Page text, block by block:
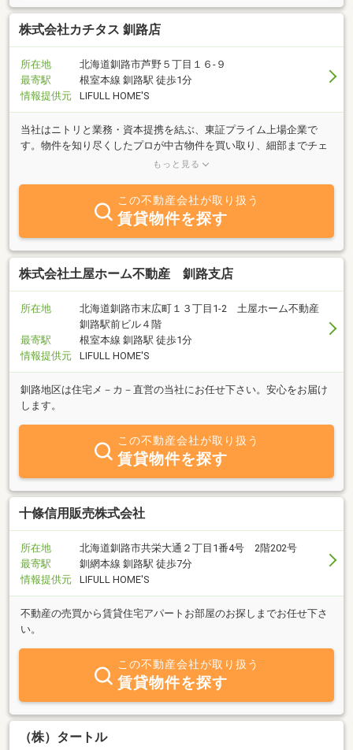
株式会社カチタス 釧路店
所在地
北海道釧路市芦野５丁目１６‐９
最寄駅
根室本線 釧路駅 徒歩1分
情報提供元
LIFULL HOME'S
当社はニトリと業務・資本提携を結ぶ、東証プライム上場企業で
す。物件を知り尽くしたプロが中古物件を買い取り、細部までチェ
ックし、自社規格に沿って丁寧にリフォームしているので、ご購入
もっと見る
この不動産会社が取り扱う
賃貸物件を探す
株式会社土屋ホーム不動産 釧路支店
所在地
北海道釧路市末広町１３丁目1-2 土屋ホーム不動産
釧路駅前ビル４階
最寄駅
根室本線 釧路駅 徒歩1分
情報提供元
LIFULL HOME'S
釧路地区は住宅メ－カ－直営の当社にお任せ下さい。安心をお届け
します。
この不動産会社が取り扱う
賃貸物件を探す
十條信用販売株式会社
所在地
北海道釧路市共栄大通２丁目1番4号 2階202号
最寄駅
釧網本線 釧路駅 徒歩7分
情報提供元
LIFULL HOME'S
不動産の売買から賃貸住宅アパートお部屋のお探しまでお任せ下さ
い。
この不動産会社が取り扱う
賃貸物件を探す
（株）タートル